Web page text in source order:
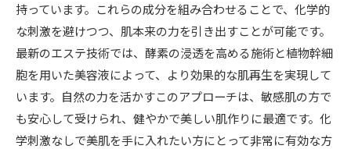
持っています。これらの成分を組み合わせることで、化学的
な刺激を避けつつ、肌本来の力を引き出すことが可能です。
最新のエステ技術では、酵素の浸透を高める施術と植物幹細
胞を用いた美容液によって、より効果的な肌再生を実現して
います。自然の力を活かすこのアプローチは、敏感肌の方で
も安心して受けられ、健やかで美しい肌作りに最適です。化
学刺激なしで美肌を手に入れたい方にとって非常に有効な方